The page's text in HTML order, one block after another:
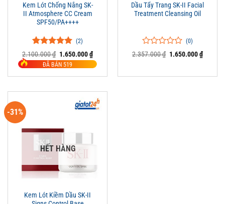
Kem Lót Chống Nắng SK-
II Atmosphere CC Cream
SPF50/PA++++
5.00trên 5
2
đánh giá
(2)
2.100.000₫ Giá
gốc
là:
1.650.000₫Giá
hiện
tại
ĐÃ BÁN 519
Dầu Tẩy Trang SK-II Facial
Treatment Cleansing Oil
0
0
đánh
(0)
2.357.000₫ Giá
1.650.000₫Giá
hiện
-31%
HẾT HÀNG
Kem Lót Kiềm Dầu SK-II